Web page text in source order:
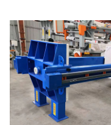
沉淀池
压滤机
机械格栅
一体化污水处理设备